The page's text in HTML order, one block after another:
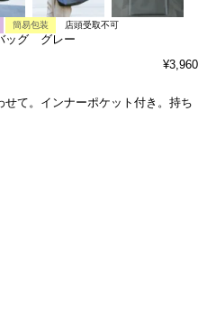
簡易包装 店頭受取不可
ッグ グレー
¥3,960
て。インナーポケット付き。持ち